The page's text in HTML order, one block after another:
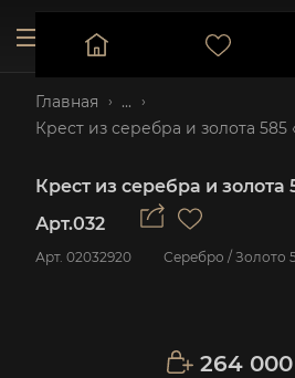
Главная
...
Крест из серебра и золота 585
Крест из серебра и золота
Арт.032
Арт. 02032920 Серебро / Золото
264 000